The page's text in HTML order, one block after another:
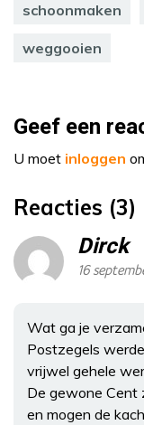
schoonmaken
weggooien
Geef een
U moet inloggen
Reacties (3)
Dirck
16
Wat ga je
Postzegels
vrijwel gehele
De gewone Cent
en mogen de